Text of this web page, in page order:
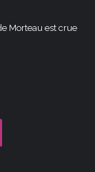
Morteau est crue